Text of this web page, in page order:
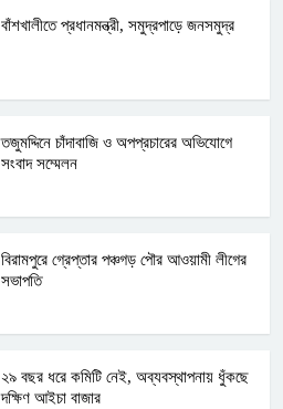
বাঁশখালীতে প্রধানমন্ত্রী, সমুদ্রপাড়ে জনসমুদ্র
তজুমদ্দিনে চাঁদাবাজি ও অপপ্রচারের অভিযোগে
সংবাদ সম্মেলন
বিরামপুরে গ্রেপ্তার পঞ্চগড় পৌর আওয়ামী লীগের
সভাপতি
২৯ বছর ধরে কমিটি নেই, অব্যবস্থাপনায় ধুঁকছে
দক্ষিণ আইচা বাজার